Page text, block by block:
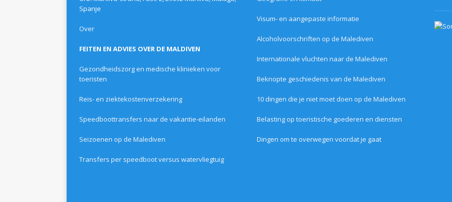
Spanje
Over
FEITEN EN ADVIES OVER DE MALDIVEN
Gezondheidszorg en medische klinieken voor
toeristen
Reis- en ziektekostenverzekering
Speedboottransfers naar de vakantie-eilanden
Seizoenen op de Malediven
Transfers per speedboot versus watervliegtuig
Visum- en aangepaste informatie
Alcoholvoorschriften op de Malediven
Internationale vluchten naar de Malediven
Beknopte geschiedenis van de Malediven
10 dingen die je niet moet doen op de Malediven
Belasting op toeristische goederen en diensten
Dingen om te overwegen voordat je gaat